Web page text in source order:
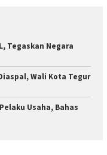
Tegaskan Negara
Wali Kota Tegur
Usaha, Bahas